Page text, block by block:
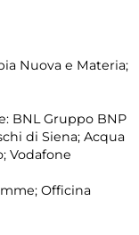
Nuova e Materia;
BNL Gruppo BNP
di Siena; Acqua
Vodafone
Officina